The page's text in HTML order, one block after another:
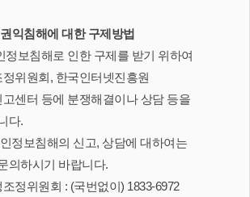
익침해에 대한 구제방법
정보침해로 인한 구제를 받기 위하여
위원회, 한국인터넷진흥원
센터 등에 분쟁해결이나 상담 등을
다.
정보침해의 신고, 상담에 대하여는
의하시기 바랍니다.
정위원회 : (국번없이) 1833-6972